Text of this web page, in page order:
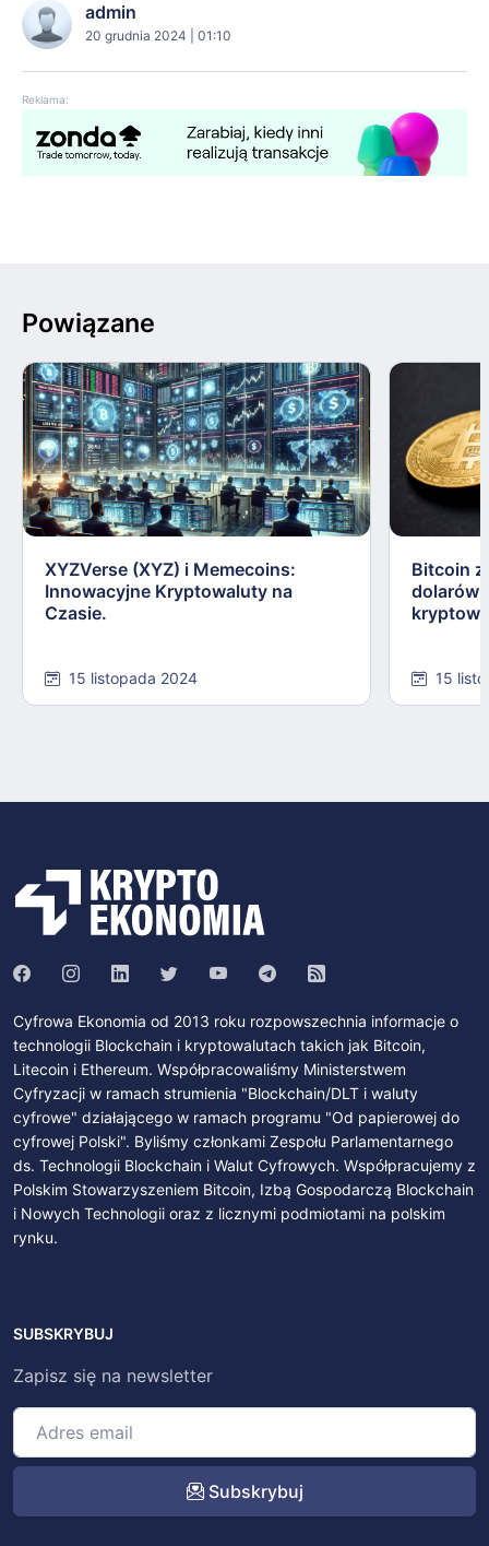
admin
20 grudnia 2024 | 01:10
Reklama:
Powiązane
XYZVerse (XYZ) i Memecoins:
Innowacyjne Kryptowaluty na
Czasie.
15 listopada 2024
Bitcoin
dolarów:
15
Cyfrowa Ekonomia od 2013 roku rozpowszechnia informacje o
technologii Blockchain i kryptowalutach takich jak Bitcoin,
Litecoin i Ethereum. Współpracowaliśmy Ministerstwem
Cyfryzacji w ramach strumienia "Blockchain/DLT i waluty
cyfrowe" działającego w ramach programu "Od papierowej do
cyfrowej Polski". Byliśmy członkami Zespołu Parlamentarnego
ds. Technologii Blockchain i Walut Cyfrowych. Współpracujemy z
Polskim Stowarzyszeniem Bitcoin, Izbą Gospodarczą Blockchain
i Nowych Technologii oraz z licznymi podmiotami na polskim
rynku.
SUBSKRYBUJ
Zapisz się na newsletter
Subskrybuj